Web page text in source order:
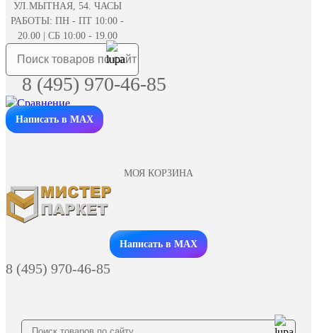
УЛ.МЫТНАЯ, 54. ЧАСЫ
РАБОТЫ: ПН - ПТ 10:00 -
20.00 | СБ 10:00 - 19.00
8 (495) 970-46-85
Написать в MAX
МОЯ КОРЗИНА
Заказать звонок
Написать в MAX
8 (495) 970-46-85